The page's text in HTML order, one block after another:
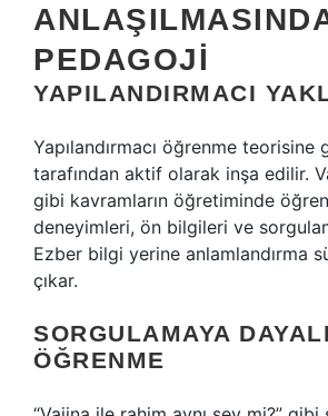
PEDAGOJI
YAPILANDIRMACI
Yapılandırmacı öğrenme
tarafından aktif olarak inşa edilir.
gibi kavramların öğretiminde
deneyimleri, ön bilgileri ve
Ezber bilgi yerine anlamlandırma
çıkar.
SORGULAMAYA DAYALI
ÖĞRENME